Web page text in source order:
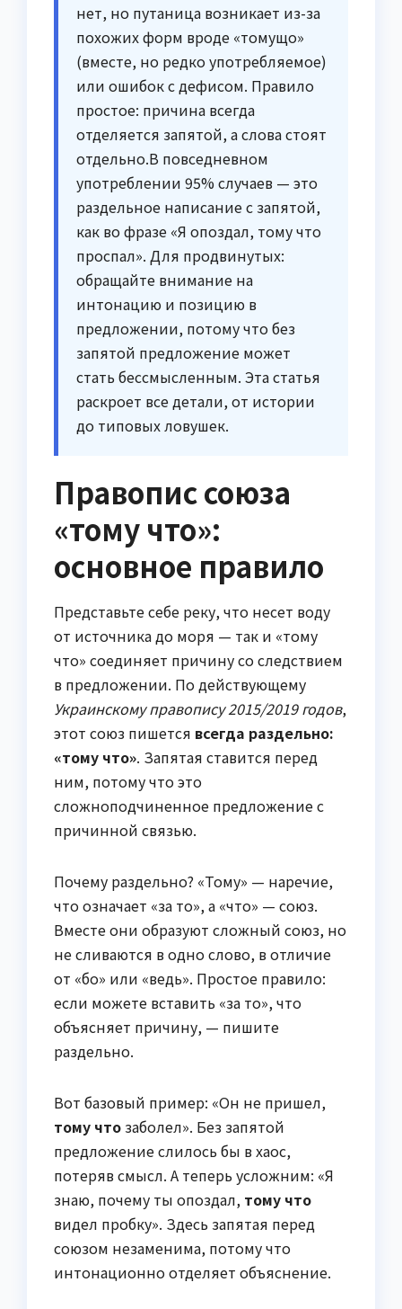
нет, но путаница возникает из-за
похожих форм вроде «томущо»
(вместе, но редко употребляемое)
или ошибок с дефисом. Правило
простое: причина всегда
отделяется запятой, а слова стоят
отдельно.В повседневном
употреблении 95% случаев — это
раздельное написание с запятой,
как во фразе «Я опоздал, тому что
проспал». Для продвинутых:
обращайте внимание на
интонацию и позицию в
предложении, потому что без
запятой предложение может
стать бессмысленным. Эта статья
раскроет все детали, от истории
до типовых ловушек.
Правопис союза
«тому что»:
основное правило
Представьте себе реку, что несет воду
от источника до моря — так и «тому
что» соединяет причину со следствием
в предложении. По действующему
Украинскому правопису 2015/2019 годов,
этот союз пишется всегда раздельно:
«тому что». Запятая ставится перед
ним, потому что это
сложноподчиненное предложение с
причинной связью.
Почему раздельно? «Тому» — наречие,
что означает «за то», а «что» — союз.
Вместе они образуют сложный союз, но
не сливаются в одно слово, в отличие
от «бо» или «ведь». Простое правило:
если можете вставить «за то», что
объясняет причину, — пишите
раздельно.
Вот базовый пример: «Он не пришел,
тому что заболел». Без запятой
предложение слилось бы в хаос,
потеряв смысл. А теперь усложним: «Я
знаю, почему ты опоздал, тому что
видел пробку». Здесь запятая перед
союзом незаменима, потому что
интонационно отделяет объяснение.